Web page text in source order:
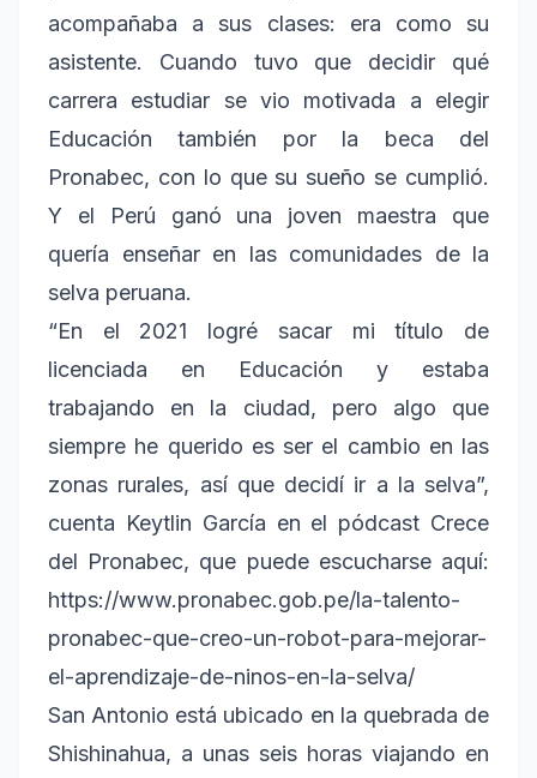
acompañaba a sus clases: era como su
asistente. Cuando tuvo que decidir qué
carrera estudiar se vio motivada a elegir
Educación también por la beca del
Pronabec, con lo que su sueño se cumplió.
Y el Perú ganó una joven maestra que
quería enseñar en las comunidades de la
selva peruana.
“En el 2021 logré sacar mi título de
licenciada en Educación y estaba
trabajando en la ciudad, pero algo que
siempre he querido es ser el cambio en las
zonas rurales, así que decidí ir a la selva”,
cuenta Keytlin García en el pódcast Crece
del Pronabec, que puede escucharse aquí:
https://www.pronabec.gob.pe/la-talento-
pronabec-que-creo-un-robot-para-mejorar-
el-aprendizaje-de-ninos-en-la-selva/
San Antonio está ubicado en la quebrada de
Shishinahua, a unas seis horas viajando en